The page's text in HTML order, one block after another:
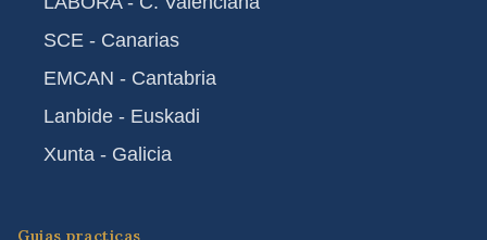
SCE - Canarias
EMCAN - Cantabria
Lanbide - Euskadi
Xunta - Galicia
Guias practicas